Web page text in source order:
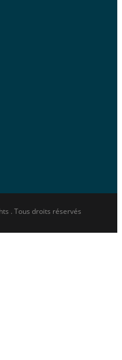
. Tous droits réservés